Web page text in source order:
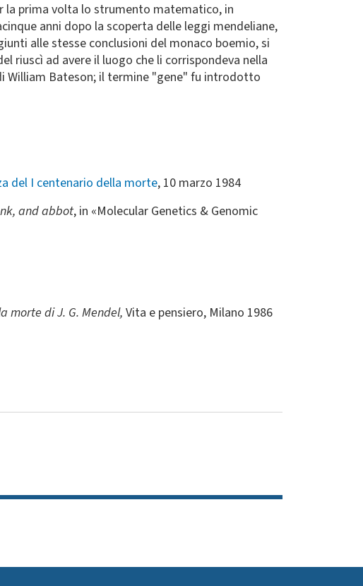
la prima volta lo strumento matematico, in
anni dopo la scoperta delle leggi mendeliane,
alle stesse conclusioni del monaco boemio, si
riuscì ad avere il luogo che li corrispondeva nella
William Bateson; il termine "gene" fu introdotto
del I centenario della morte, 10 marzo 1984
and abbot, in «Molecular Genetics & Genomic
morte di J. G. Mendel,Vita e pensiero, Milano 1986